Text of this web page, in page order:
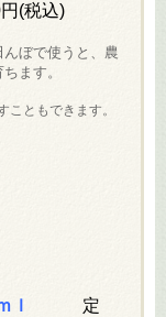
(税込)
ぼで使うと、農
ます。
こともできます。
ｍｌ 定